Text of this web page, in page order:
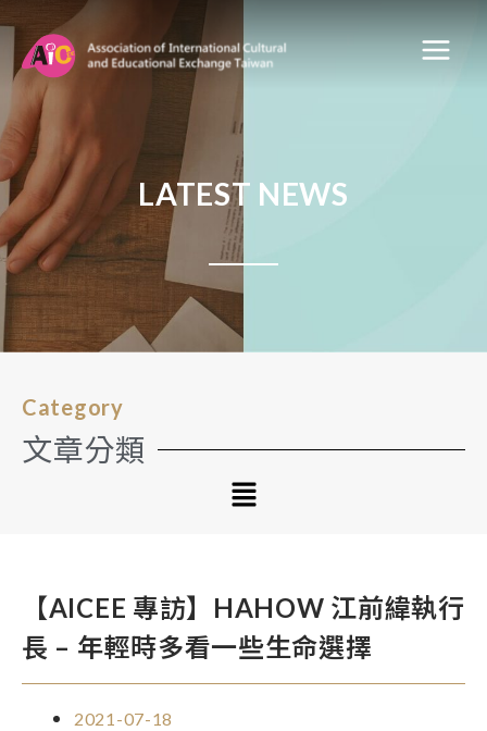
LATEST NEWS
Category
文章分類
【AICEE 專訪】HAHOW 江前緯執行
長 – 年輕時多看一些生命選擇
2021-07-18